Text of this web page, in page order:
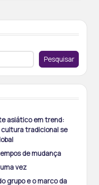
Pesquisar
asiático em trend:
tradicional se
de mudança
vez
grupo e o marco da